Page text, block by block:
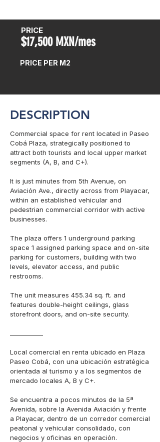
PRICE
$17,500 MXN/mes
PRICE PER M2
DESCRIPTION
Commercial space for rent located in Paseo
Cobá Plaza, strategically positioned to
attract both tourists and local upper market
segments (A, B, and C+).
It is just minutes from 5th Avenue, on
Aviación Ave., directly across from Playacar,
within an established vehicular and
pedestrian commercial corridor with active
businesses.
The plaza offers 1 underground parking
space 1 assigned parking space and on-site
parking for customers, building with two
levels, elevator access, and public
restrooms.
The unit measures 455.34 sq. ft. and
features double-height ceilings, glass
storefront doors, and on-site security.
Local comercial en renta ubicado en Plaza
Paseo Cobá, con una ubicación estratégica
orientada al turismo y a los segmentos de
mercado locales A, B y C+.
Se encuentra a pocos minutos de la 5ª
Avenida, sobre la Avenida Aviación y frente
a Playacar, dentro de un corredor comercial
peatonal y vehicular consolidado, con
negocios y oficinas en operación.